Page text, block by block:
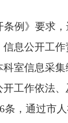
例》要求
息公开工
室信息采
工作依法、
条，通过市